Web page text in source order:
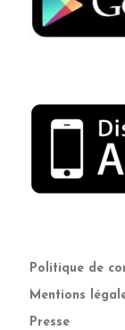
Politique de
Mentions
Presse